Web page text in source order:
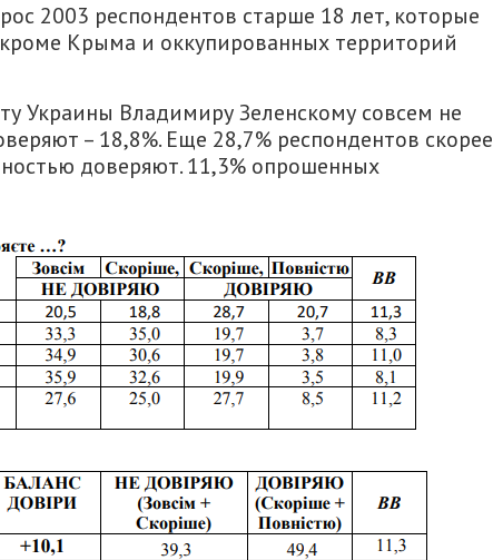
2003 респондентов старше 18 лет, которые
Крыма и оккупированных территорий
Украины Владимиру Зеленскому совсем не
– 18,8%. Еще 28,7% респондентов скорее
доверяют. 11,3% опрошенных